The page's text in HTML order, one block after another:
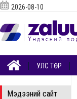
Мэдээний сайт
2026-08-10
УЛС ТӨР